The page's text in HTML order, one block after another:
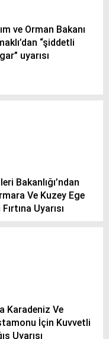
ve Orman Bakanı
“şiddetli
uyarısı
Bakanlığı’ndan
Ve Kuzey Ege
Fırtına Uyarısı
Karadeniz Ve
İçin Kuvvetli
Uyarısı